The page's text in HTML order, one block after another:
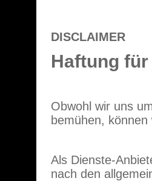
DISCLAIMER
Haftung
Obwohl wir uns
bemühen,
Als Dienste-
nach den